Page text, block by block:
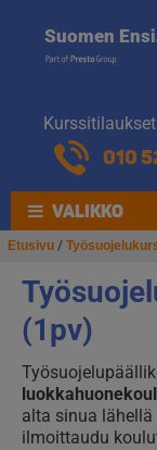
navigointiin
sisältöön
Suomen
010
VALIKKO
Etusivu /
(1pv)
alta sinua
ilmoittaudu